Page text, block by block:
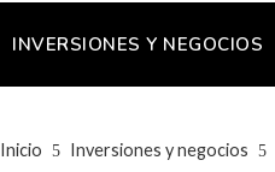
INVERSIONES Y NEGOCIOS
Inicio Inversiones y negocios